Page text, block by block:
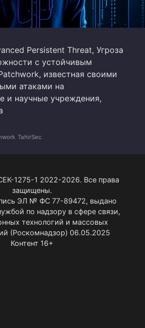
Persistent Threat, Угроза
с устойчивым
известная своими
атаками на
и научные учреждения,
TahirSec
1275-1 2022-2026. Все права
защищены.
ЭЛ № ФС 77-89472, выдано
по надзору в сфере связи,
технологий и массовых
(Роскомнадзор) 06.05.2025
Контент 16+